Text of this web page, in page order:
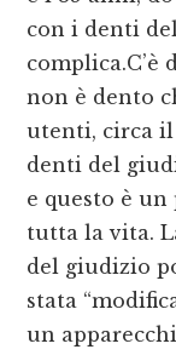
con i denti
non è dento
utenti, circa il
denti del
e questo è
tutta la vita.
del giudizio
stata
un